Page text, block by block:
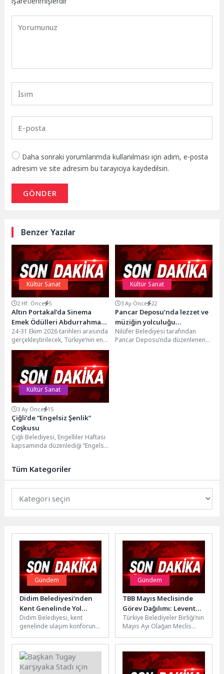
Daha sonraki yorumlarımda kullanılması için adım, e-posta
adresim ve site adresim bu tarayıcıya kaydedilsin.
GÖNDER
Benzer Yazılar
Kültür Sanat
2 Hf. Önce 5
Altın Portakal’da Sinema
Emek Ödülleri Abdurrahman
Keskiner ve Suzan Kardeş’e
Verilecek!
24-31 Ekim 2026 tarihleri arasında
gerçekleştirilecek, Türkiye’nin en
köklü film festivali Uluslararası
Antalya Altın Portakal Film...
Kültür Sanat
3 Ay Önce 22
Pancar Deposu’nda lezzet ve
müziğin yolculuğu
tamamlandı
Nilüfer Belediyesi tarafından
Pancar Deposu’nda düzenlenen
Kültür Sanat
3 Ay Önce 15
Çiğli’de “Engelsiz Şenlik”
Coşkusu
Çiğli Belediyesi, Engelliler Haftası
kapsamında düzenlediği “Engelsiz
Yetiştirme ve...
Tüm Kategoriler
Gündem
Didim Belediyesi’nden
Kent Genelinde Yol
Bakım ve Onarım
Çalışması
Didim Belediyesi, kent
genelinde ulaşım konforunu
amacıyla yol bakım ve
onarım çalışmalarını...
Gündem
TBB Mayıs Meclisinde
Görev Dağılımı: Levent
Koç Güven Tazeledi
Türkiye Belediyeler Birliği’nin
Mayıs Ayı Olağan Meclis
yanı sıra meclis başkanlık
divanı,...